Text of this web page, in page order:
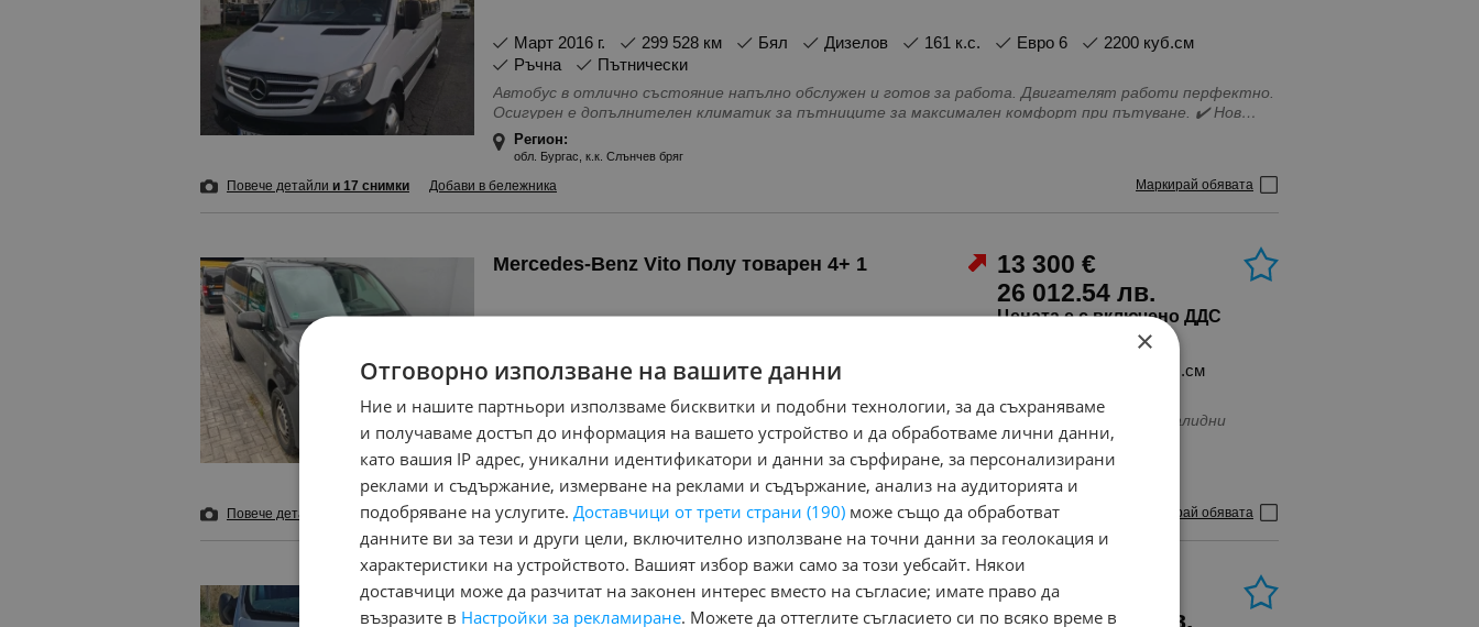
март 2016 г. 299 528 км Бял Дизелов 161 к.с. Евро 6
2200 куб.см
Ръчна
Пътнически
Автобус в отлично състояние напълно обслужен и готов за работа. Двигателят работи перфектно.
Осигурен е допълнителен климатик за пътниците за максимален комфорт при пътуване. ✔️ Нов
акумулатор ✔️ Автоматична врата с дистанционно управление Надежден и комфортен избор качваш
се и тръгваш!
Особености - GPS система за проследяване, Автоматичен контрол на стабилността,
Антиблокираща система, Сервизна книжка, С регистрация, Бордови, LED фарове, Ксенонови фарове,
Металик, Шибедах, Аларма, Имобилайзер, Централно заключване, Климатик, Кожен салон, Печка,
стъкло, Регулиране на волана, Серво усилвател на волана, USB, audio\video, IN\AUX изводи
Регион:
обл. Бургас, к.к. Слънчев бряг
Повече детайли и 17 снимки Добави в бележника Маркирай обявата
Mercedes-Benz Vito Полу товарен 4+ 1
13 300 €
26 012.54 лв.
Цената е с включено ДДС
юни 2019 г. 310 000 км Черен
2200 куб.см
Реален бус може да се провери по желание на клиента. Бъса вече се намира в Бългрия с валидни
транзитни номера до средата на месеца
Регион:
обл. Бургас, к.к. Слънчев бряг
Повече детайли и 17 снимки Добави в бележника Маркирай обявата
Nissan Primastar
5 600 €
10 952.65 лв.
×
Отговорно използване на вашите данни
Ние и нашите партньори използваме бисквитки и подобни технологии, за да съхраняваме
и получаваме достъп до информация на вашето устройство и да обработваме лични данни,
като вашия IP адрес, уникални идентификатори и данни за сърфиране, за персонализирани
реклами и съдържание, измерване на реклами и съдържание, анализ на аудиторията и
подобряване на услугите. Доставчици от трети страни (190) може също да обработват
данните ви за тези и други цели, включително използване на точни данни за геолокация и
характеристики на устройството. Вашият избор важи само за този уебсайт. Някои
доставчици може да разчитат на законен интерес вместо на съгласие; имате право да
възразите в Настройки за рекламиране. Можете да оттеглите съгласието си по всяко време в